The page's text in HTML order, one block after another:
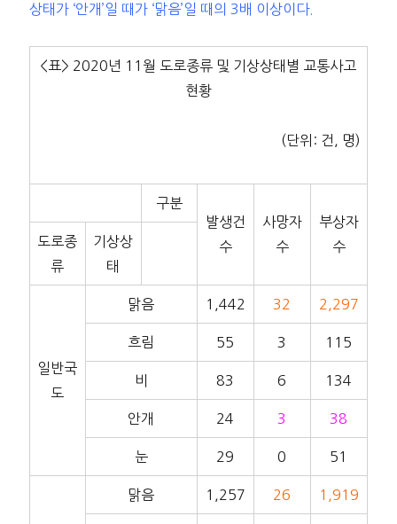
상태가 ‘안개’일 때가 ‘맑음’일 때의 3배 이상이다.
<표> 2020년 11월 도로종류 및 기상상태별 교통사고
현황
(단위: 건, 명)
구분
발생건
수
사망자
수
부상자
수
도로종
류
기상상
태
일반국
도
맑음 1,442 32 2,297
흐림 55 3 115
비 83 6 134
안개 24 3 38
눈 29 0 51
맑음 1,257 26 1,919